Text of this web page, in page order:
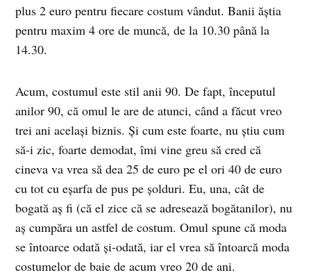
plus 2 euro pentru fiecare costum vândut. Banii ăştia
pentru maxim 4 ore de muncă, de la 10.30 până la
14.30.
Acum, costumul este stil anii 90. De fapt, începutul
anilor 90, că omul le are de atunci, când a făcut vreo
trei ani acelaşi biznis. Şi cum este foarte, nu ştiu cum
să-i zic, foarte demodat, îmi vine greu să cred că
cineva va vrea să dea 25 de euro pe el ori 40 de euro
cu tot cu eşarfa de pus pe şolduri. Eu, una, cât de
bogată aş fi (că el zice că se adresează bogătanilor), nu
aş cumpăra un astfel de costum. Omul spune că moda
se întoarce odată şi-odată, iar el vrea să întoarcă moda
costumelor de baie de acum vreo 20 de ani.